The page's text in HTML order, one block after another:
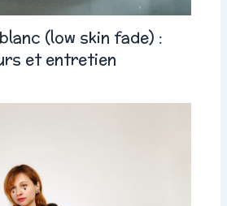
(low skin fade) :
et entretien